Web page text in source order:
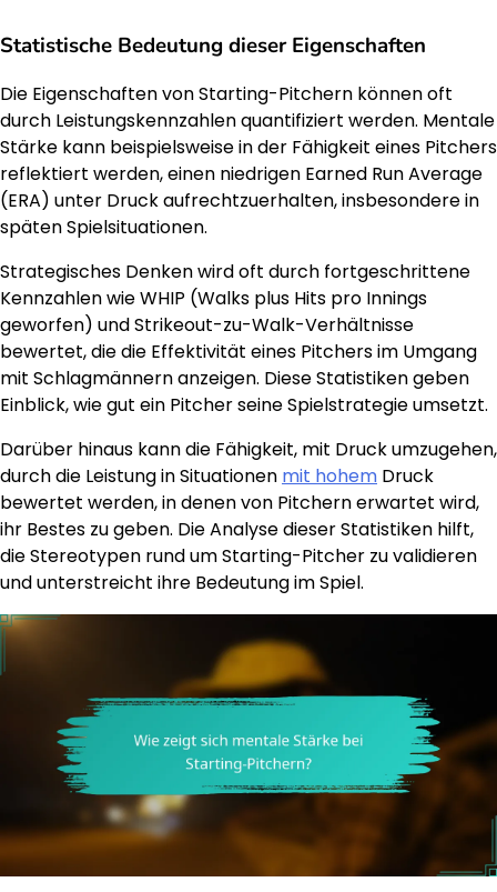
Statistische Bedeutung dieser Eigenschaften
Die Eigenschaften von Starting-Pitchern können oft
durch Leistungskennzahlen quantifiziert werden. Mentale
Stärke kann beispielsweise in der Fähigkeit eines Pitchers
reflektiert werden, einen niedrigen Earned Run Average
(ERA) unter Druck aufrechtzuerhalten, insbesondere in
späten Spielsituationen.
Strategisches Denken wird oft durch fortgeschrittene
Kennzahlen wie WHIP (Walks plus Hits pro Innings
geworfen) und Strikeout-zu-Walk-Verhältnisse
bewertet, die die Effektivität eines Pitchers im Umgang
mit Schlagmännern anzeigen. Diese Statistiken geben
Einblick, wie gut ein Pitcher seine Spielstrategie umsetzt.
Darüber hinaus kann die Fähigkeit, mit Druck umzugehen,
durch die Leistung in Situationen mit hohem Druck
bewertet werden, in denen von Pitchern erwartet wird,
ihr Bestes zu geben. Die Analyse dieser Statistiken hilft,
die Stereotypen rund um Starting-Pitcher zu validieren
und unterstreicht ihre Bedeutung im Spiel.